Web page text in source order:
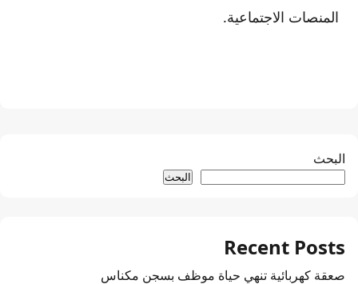
المنصات الاجتماعية.
البحث
البحث
Recent Posts
صعقة كهربائية تنهي حياة موظف بسجن مكناس